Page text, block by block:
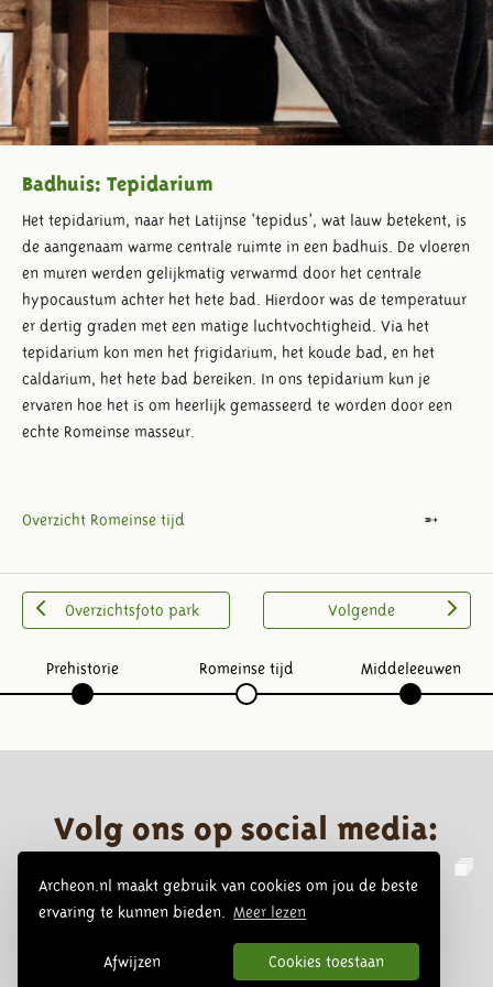
Archeon.nl maakt gebruik van cookies om jou de beste
ervaring te kunnen bieden.
Meer lezen
Afwijzen Cookies toestaan
Badhuis: Tepidarium
Het tepidarium, naar het Latijnse ‘tepidus’, wat lauw betekent, is
de aangenaam warme centrale ruimte in een badhuis. De vloeren
en muren werden gelijkmatig verwarmd door het centrale
hypocaustum achter het hete bad. Hierdoor was de temperatuur
er dertig graden met een matige luchtvochtigheid. Via het
tepidarium kon men het frigidarium, het koude bad, en het
caldarium, het hete bad bereiken. In ons tepidarium kun je
ervaren hoe het is om heerlijk gemasseerd te worden door een
echte Romeinse masseur.
Overzicht Romeinse tijd
Overzichtsfoto park Volgende
Prehistorie Romeinse tijd Middeleeuwen
Volg ons op social media: